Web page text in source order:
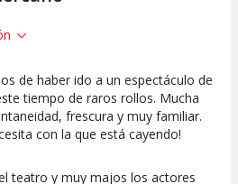
en
10
Interpretación
artística
de haber ido a un espectáculo de
tiempo de raros rollos. Mucha
frescura y muy familiar.
con la que está cayendo!
teatro y muy majos los actores